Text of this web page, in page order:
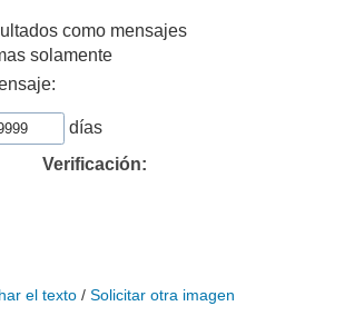
como mensajes
solamente
días
Verificación:
el texto/ Solicitar otra imagen